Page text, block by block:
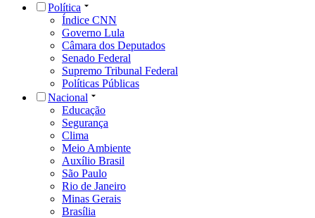
Política
Índice CNN
Governo Lula
Câmara dos Deputados
Senado Federal
Supremo Tribunal Federal
Políticas Públicas
Nacional
Educação
Segurança
Clima
Meio Ambiente
Auxílio Brasil
São Paulo
Rio de Janeiro
Minas Gerais
Brasília